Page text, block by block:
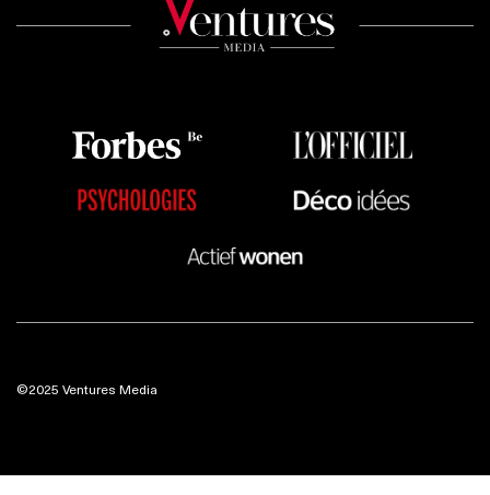
©2025 Ventures Media